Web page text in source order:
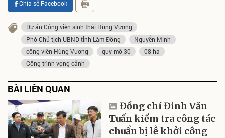
này phối hợp phường Phú Thủy thực hiện công
tác tuyên truyền vận động người dân trong việc
bồi thường, giải phóng mặt bằng đối với các hồ sơ
còn lại, hỗ trợ tái định cư cho hộ dân vùng dự án.
chiếm, tái lấn chiếm trong vùng dự án…
Chia sẻ Facebook